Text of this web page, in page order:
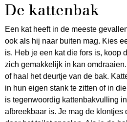
De kattenbak
Een kat heeft in de meeste
ook als hij naar buiten mag. Kies
is. Heb je een kat die fors is, koop
zich gemakkelijk in kan
of haal het deurtje van de bak.
in hun eigen stank te zitten of in
is tegenwoordig kattenbakvulling
afbreekbaar is. Je mag de klontjes